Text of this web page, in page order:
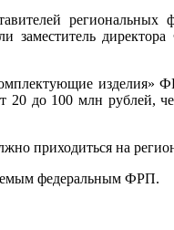
региональных
заместитель
20 до 100 млн рублей,
приходиться на
федеральным ФРП.